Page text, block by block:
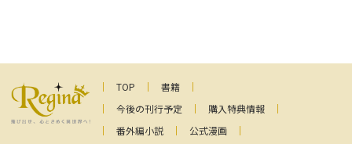
TOP
書籍
今後の刊行予定
購入特典情報
番外編小説
公式漫画